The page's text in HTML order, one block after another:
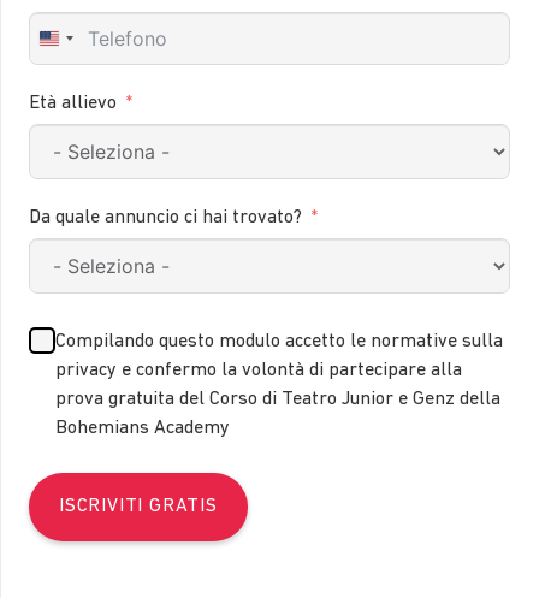
United
+1
Età allievo
Da quale annuncio ci hai trovato?
Compilando questo modulo accetto le normative sulla
privacy e confermo la volontà di partecipare alla
prova gratuita del Corso di Teatro Junior e Genz della
Bohemians Academy
ISCRIVITI GRATIS